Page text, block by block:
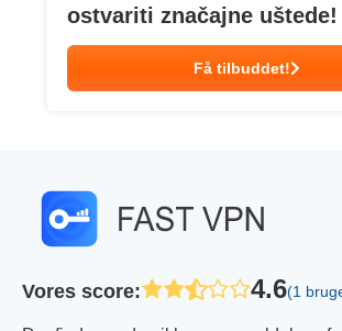
ostvariti značajne uštede!
Få tilbuddet!
Vores score: 4.6(1